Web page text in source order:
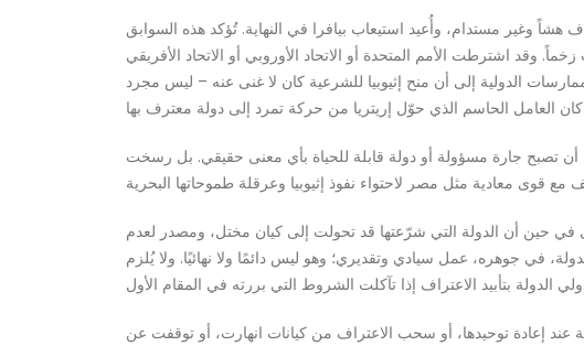
وغير مستدام، وأُعيد استيعاب بيافرا في النهاية. تُؤكد هذه السوابق
وقد اشترطت الأمم المتحدة أو الاتحاد الأوروبي أو الاتحاد الأفريقي
الدولية إلى أن منح إثيوبيا للشرعية كان لا غنى عنه – ليس مجرد
أن تصبح جارة مسؤولة أو دولة قابلة للحياة بأي معنى حقيقي. بل رسخت
حين أن الدولة التي شرّعتها قد تحولت إلى كيان مختل، ومصدر لعدم
في جوهره، عمل سيادي وتقديري؛ وهو ليس دائمًا ولا نهائيًا. ولا يُلزم
عند إعادة توحيدها، أو سحب الاعتراف من كيانات انهارت، أو توقفت عن